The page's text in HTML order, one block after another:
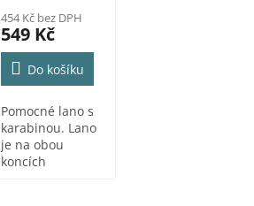
454 Kč bez DPH
549 Kč
Do košíku
Pomocné lano s
karabinou. Lano
je na obou
koncích